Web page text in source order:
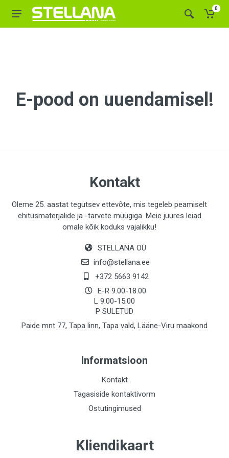
0
E-pood on uuendamisel!
Kontakt
Oleme 25. aastat tegutsev ettevõte, mis tegeleb peamiselt
ehitusmaterjalide ja -tarvete müügiga. Meie juures leiad
omale kõik koduks vajalikku!
STELLANA OÜ
info@stellana.ee
+372 5663 9142
E-R 9.00-18.00
L 9.00-15.00
P SULETUD
Paide mnt 77, Tapa linn, Tapa vald, Lääne-Viru maakond
Informatsioon
Kontakt
Tagasiside kontaktivorm
Ostutingimused
Kliendikaart